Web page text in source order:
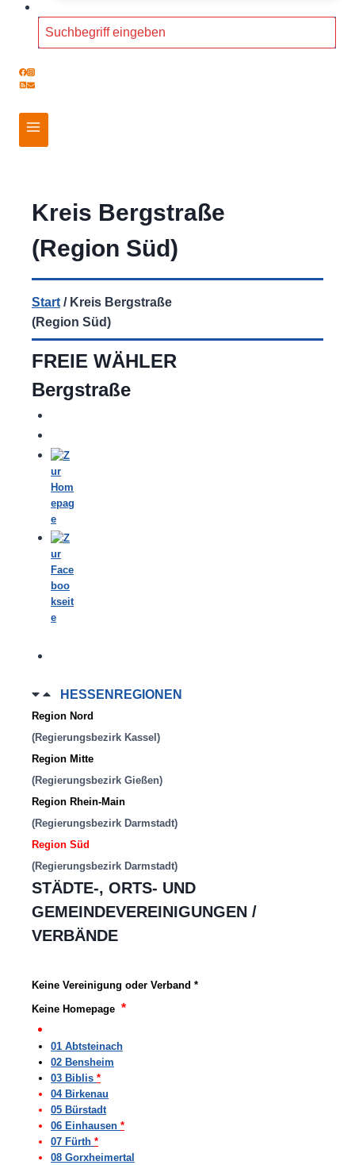
Search
for:
Kreis Bergstraße
(Region Süd)
Start / Kreis Bergstraße
(Region Süd)
FREIE WÄHLER
Bergstraße
HESSENREGIONEN
Region Nord
(Regierungsbezirk Kassel)
Region Mitte
(Regierungsbezirk Gießen)
Region Rhein-Main
(Regierungsbezirk Darmstadt)
Region Süd
(Regierungsbezirk Darmstadt)
STÄDTE-, ORTS- UND
GEMEINDEVEREINIGUNGEN /
VERBÄNDE
Keine Vereinigung oder Verband *
Keine Homepage *
01 Abtsteinach
02 Bensheim
03 Biblis *
04 Birkenau
05 Bürstadt
06 Einhausen *
07 Fürth *
08 Gorxheimertal